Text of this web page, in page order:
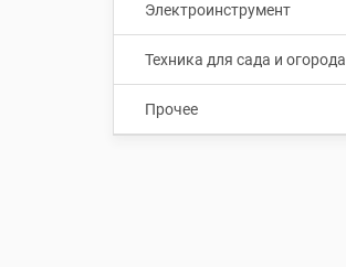
Электроинструмент
Техника для сада и огорода
Прочее